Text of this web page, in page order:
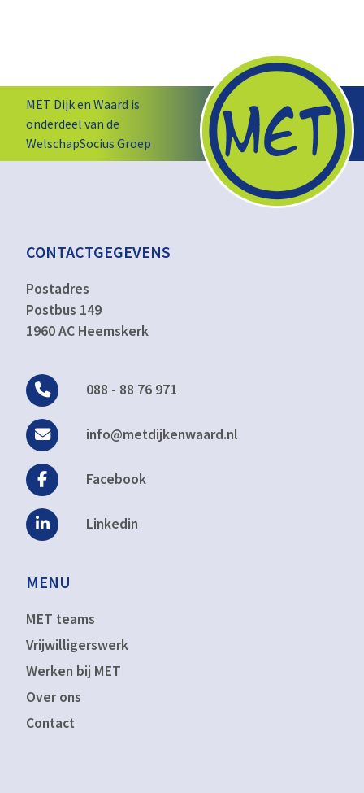
MET Dijk en Waard is
onderdeel van de
WelschapSocius Groep
CONTACTGEGEVENS
Postadres
Postbus 149
1960 AC Heemskerk
088 - 88 76 971
info@metdijkenwaard.nl
Facebook
Linkedin
MENU
MET teams
Vrijwilligerswerk
Werken bij MET
Over ons
Contact